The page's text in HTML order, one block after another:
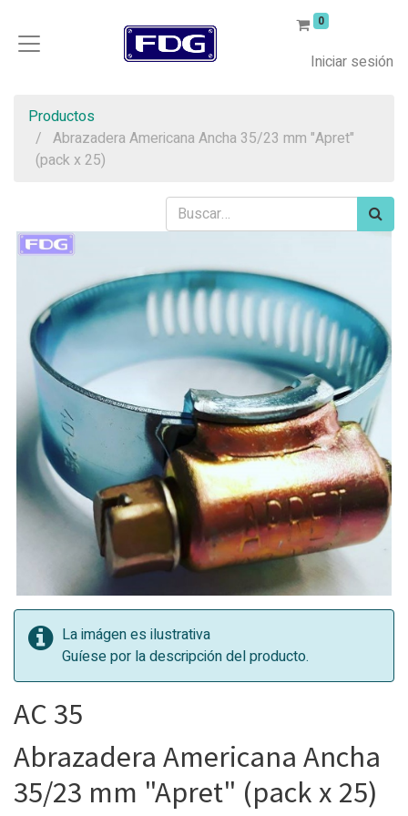
0
Iniciar sesión
Productos
Abrazadera Americana Ancha 35/23 mm "Apret"
(pack x 25)
La imágen es ilustrativa
Guíese por la descripción del producto.
AC 35
Abrazadera Americana Ancha
35/23 mm "Apret" (pack x 25)